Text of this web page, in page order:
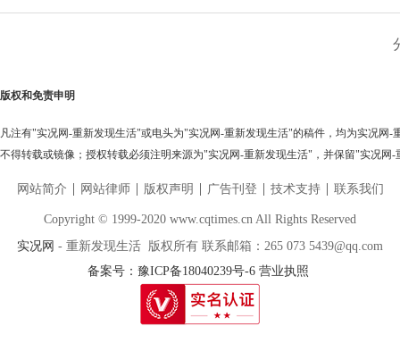
版权和免责申明
凡注有"实况网-重新发现生活"或电头为"实况网-重新发现生活"的稿件，均为实况网-
不得转载或镜像；授权转载必须注明来源为"实况网-重新发现生活"，并保留"实况网
网站简介 网站律师 版权声明 广告刊登 技术支持 联系我们
Copyright © 1999-2020 www.cqtimes.cn All Rights Reserved
实况网 - 重新发现生活 版权所有 联系邮箱：265 073 5439@qq.com
备案号：豫ICP备18040239号-6 营业执照